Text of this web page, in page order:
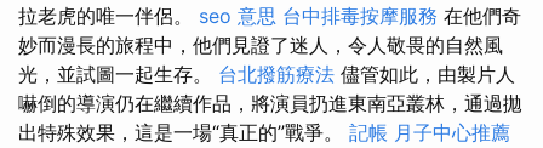
拉老虎的唯一伴侶。 seo 意思 台中排毒按摩服務 在他們奇
妙而漫長的旅程中，他們見證了迷人，令人敬畏的自然風
光，並試圖一起生存。 台北撥筋療法 儘管如此，由製片人
嚇倒的導演仍在繼續作品，將演員扔進東南亞叢林，通過拋
出特殊效果，這是一場“真正的”戰爭。 記帳 月子中心推薦